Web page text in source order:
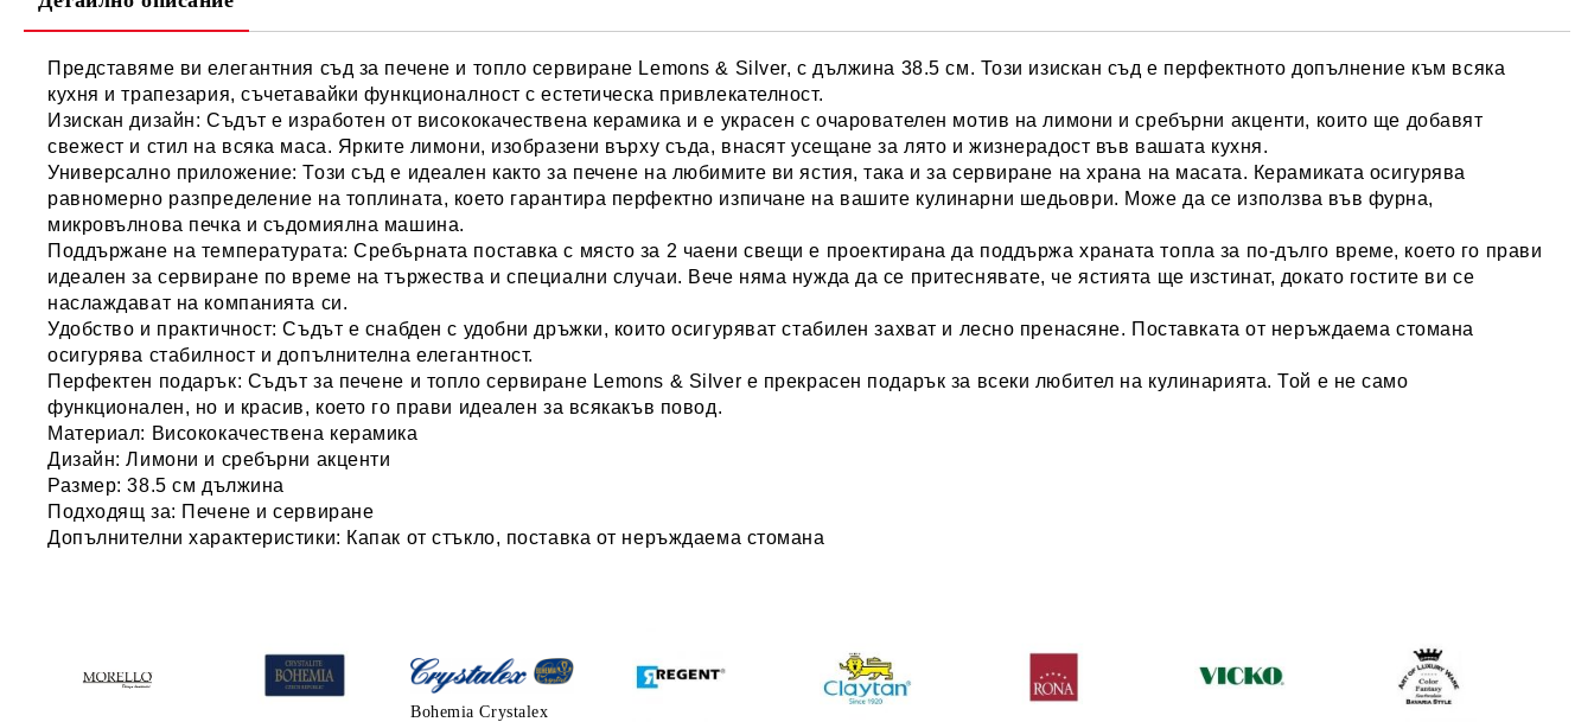
Представяме ви елегантния съд за печене и топло сервиране Lemons & Silver, с дължина 38.5 см. Този изискан съд е перфектното допълнение към всяка
кухня и трапезария, съчетавайки функционалност с естетическа привлекателност.
Изискан дизайн: Съдът е изработен от висококачествена керамика и е украсен с очарователен мотив на лимони и сребърни акценти, които ще добавят
свежест и стил на всяка маса. Ярките лимони, изобразени върху съда, внасят усещане за лято и жизнерадост във вашата кухня.
Универсално приложение: Този съд е идеален както за печене на любимите ви ястия, така и за сервиране на храна на масата. Керамиката осигурява
равномерно разпределение на топлината, което гарантира перфектно изпичане на вашите кулинарни шедьоври. Може да се използва във фурна,
микровълнова печка и съдомиялна машина.
Поддържане на температурата: Сребърната поставка с място за 2 чаени свещи е проектирана да поддържа храната топла за по-дълго време, което го прави
идеален за сервиране по време на тържества и специални случаи. Вече няма нужда да се притеснявате, че ястията ще изстинат, докато гостите ви се
наслаждават на компанията си.
Удобство и практичност: Съдът е снабден с удобни дръжки, които осигуряват стабилен захват и лесно пренасяне. Поставката от неръждаема стомана
осигурява стабилност и допълнителна елегантност.
Перфектен подарък: Съдът за печене и топло сервиране Lemons & Silver е прекрасен подарък за всеки любител на кулинарията. Той е не само
функционален, но и красив, което го прави идеален за всякакъв повод.
Материал: Висококачествена керамика
Дизайн: Лимони и сребърни акценти
Размер: 38.5 см дължина
Подходящ за: Печене и сервиране
Допълнителни характеристики: Капак от стъкло, поставка от неръждаема стомана
Bohemia Crystalex